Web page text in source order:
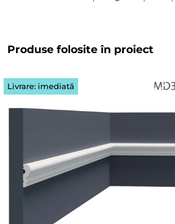
Produse folosite în proiect
Livrare: imediată